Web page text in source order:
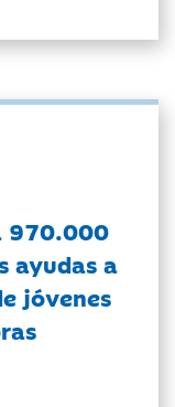
970.000
ayudas a
jóvenes